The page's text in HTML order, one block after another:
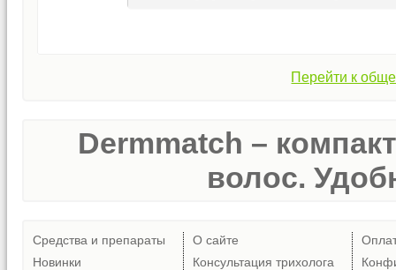
Перейти к
Dermmatch –
волос.
Средства и препараты
Новинки
О сайте
Консультация трихолога